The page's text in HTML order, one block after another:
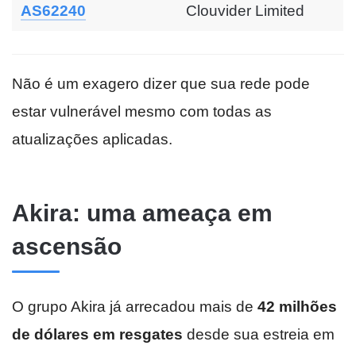
AS62240 Clouvider Limited
Não é um exagero dizer que sua rede pode
estar vulnerável mesmo com todas as
atualizações aplicadas.
Akira: uma ameaça em
ascensão
O grupo Akira já arrecadou mais de 42 milhões
de dólares em resgates desde sua estreia em